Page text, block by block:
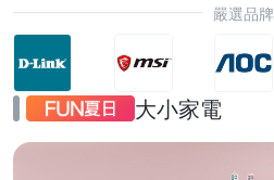
嚴選品牌
大小家電